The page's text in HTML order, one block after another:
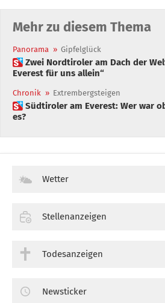
Mehr zu diesem Thema
Panorama » Gipfelglück
 Zwei Nordtiroler am Dach der Welt: „Wir hatten den
Everest für uns allein“
Chronik » Extrembergsteigen
 Südtiroler am Everest: Wer war oben? Wer versuchte
es?
Wetter
Stellenanzeigen
Todesanzeigen
Newsticker